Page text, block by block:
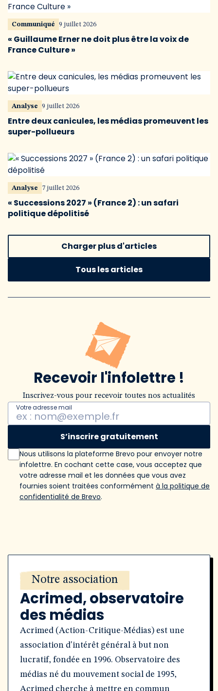
Communiqué 9 juillet 2026
« Guillaume Erner ne doit plus être la voix de
France Culture »
Analyse 9 juillet 2026
Entre deux canicules, les médias promeuvent les
super-pollueurs
Analyse 7 juillet 2026
« Successions 2027 » (France 2) : un safari
politique dépolitisé
Charger plus d'articles
Tous les articles
Recevoir l'infolettre !
Inscrivez-vous pour recevoir toutes nos actualités
Votre adresse mail
S’inscrire gratuitement
Nous utilisons la plateforme Brevo pour envoyer notre
infolettre. En cochant cette case, vous acceptez que
votre adresse mail et les données que vous avez
fournies soient traitées conformément à la politique de
confidentialité de Brevo.
Notre association
Acrimed, observatoire
des médias
Acrimed (Action-Critique-Médias) est une
association d'intérêt général à but non
lucratif, fondée en 1996. Observatoire des
médias né du mouvement social de 1995,
Acrimed cherche à mettre en commun